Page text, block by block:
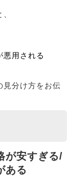
悪用される
見分け方をお伝
が安すぎる/
ある